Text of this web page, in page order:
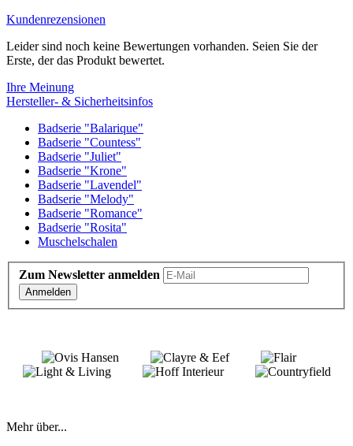
Kundenrezensionen
Leider sind noch keine Bewertungen vorhanden. Seien Sie der
Erste, der das Produkt bewertet.
Ihre Meinung
Hersteller- & Sicherheitsinfos
Badserie "Balarique"
Badserie "Countess"
Badserie "Juliet"
Badserie "Krone"
Badserie "Lavendel"
Badserie "Melody"
Badserie "Romance"
Badserie "Rosita"
Muschelschalen
Zum Newsletter anmelden
Anmelden
Mehr über...